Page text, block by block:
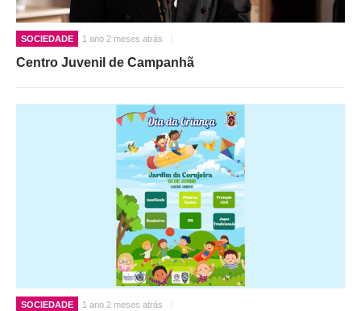
SOCIEDADE 1 ano 2 meses atrás
Centro Juvenil de Campanhã
SOCIEDADE 1 ano 2 meses atrás